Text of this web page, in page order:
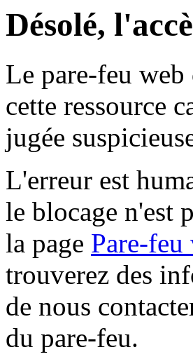
Désolé,
Le pare-feu web
cette ressource
jugée
L'erreur est
le blocage n'est
la page Pare-feu
trouverez des
de nous
du pare-feu.